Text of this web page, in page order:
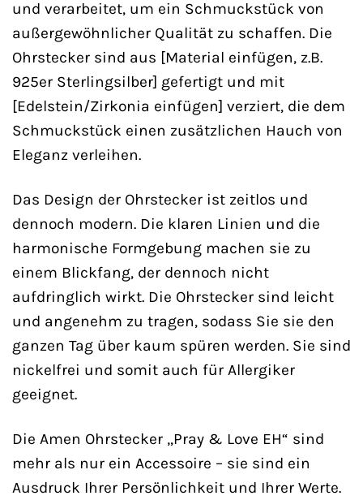
und verarbeitet, um ein Schmuckstück von
außergewöhnlicher Qualität zu schaffen. Die
Ohrstecker sind aus [Material einfügen, z.B.
925er Sterlingsilber] gefertigt und mit
[Edelstein/Zirkonia einfügen] verziert, die dem
Schmuckstück einen zusätzlichen Hauch von
Eleganz verleihen.
Das Design der Ohrstecker ist zeitlos und
dennoch modern. Die klaren Linien und die
harmonische Formgebung machen sie zu
einem Blickfang, der dennoch nicht
aufdringlich wirkt. Die Ohrstecker sind leicht
und angenehm zu tragen, sodass Sie sie den
ganzen Tag über kaum spüren werden. Sie sind
nickelfrei und somit auch für Allergiker
geeignet.
Die Amen Ohrstecker „Pray & Love EH“ sind
mehr als nur ein Accessoire – sie sind ein
Ausdruck Ihrer Persönlichkeit und Ihrer Werte.